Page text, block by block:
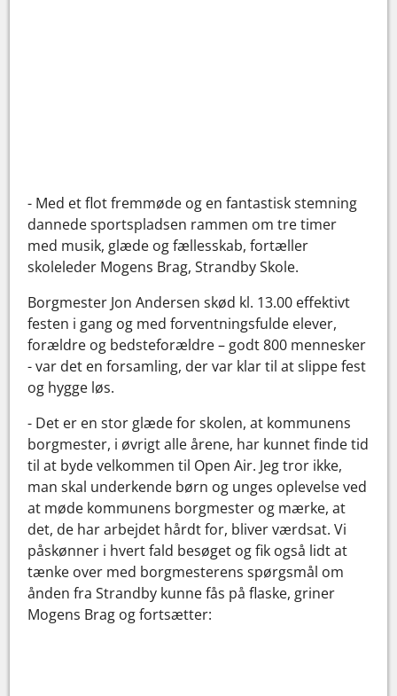
- Med et flot fremmøde og en fantastisk stemning
dannede sportspladsen rammen om tre timer
med musik, glæde og fællesskab, fortæller
skoleleder Mogens Brag, Strandby Skole.
Borgmester Jon Andersen skød kl. 13.00 effektivt
festen i gang og med forventningsfulde elever,
forældre og bedsteforældre – godt 800 mennesker
- var det en forsamling, der var klar til at slippe fest
og hygge løs.
- Det er en stor glæde for skolen, at kommunens
borgmester, i øvrigt alle årene, har kunnet finde tid
til at byde velkommen til Open Air. Jeg tror ikke,
man skal underkende børn og unges oplevelse ved
at møde kommunens borgmester og mærke, at
det, de har arbejdet hårdt for, bliver værdsat. Vi
påskønner i hvert fald besøget og fik også lidt at
tænke over med borgmesterens spørgsmål om
ånden fra Strandby kunne fås på flaske, griner
Mogens Brag og fortsætter: